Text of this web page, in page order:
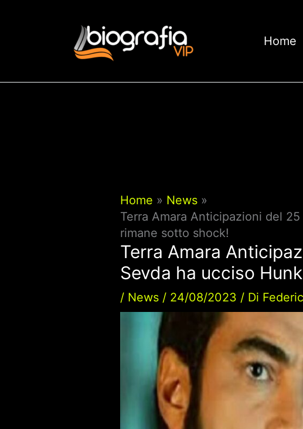
Home
Home
News
Terra Amara Anticipazioni del
rimane sotto shock!
Terra Amara
Sevda ha ucciso
/ News / 24/08/2023 / Di